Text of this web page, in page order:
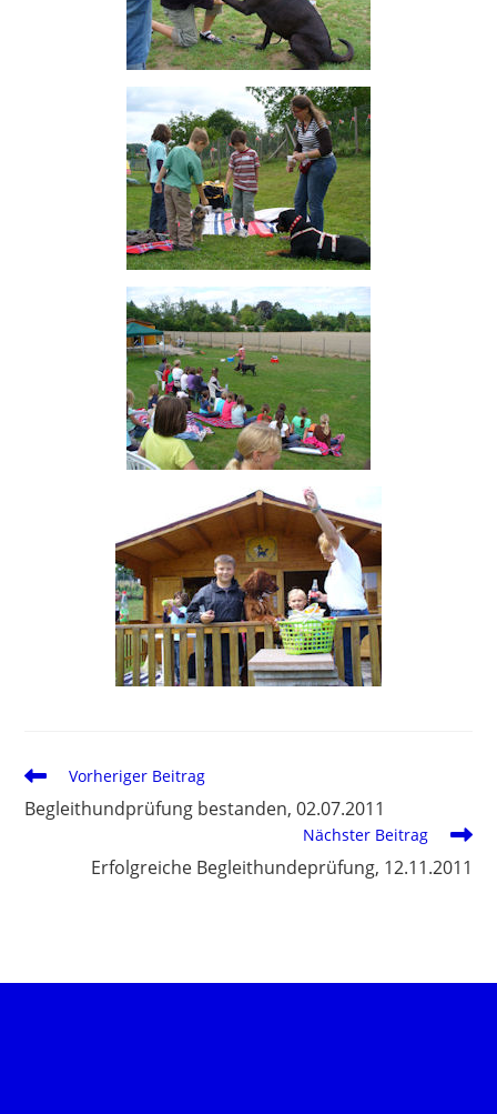
Vorheriger Beitrag
Begleithundprüfung bestanden, 02.07.2011
Nächster Beitrag
Erfolgreiche Begleithundeprüfung, 12.11.2011